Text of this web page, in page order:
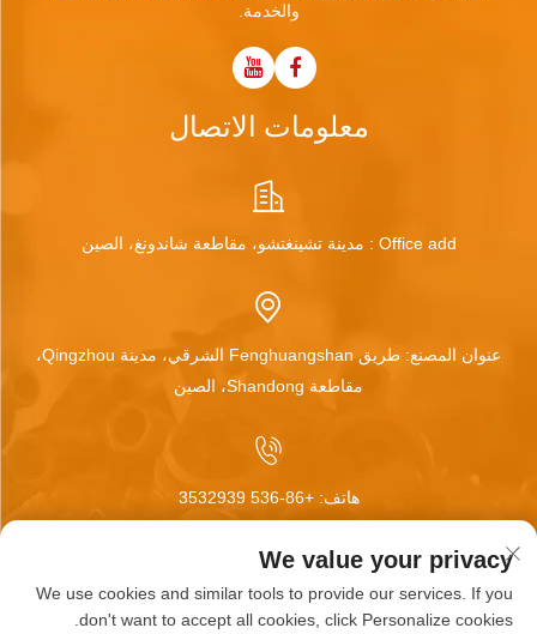
والخدمة.
معلومات الاتصال
Office add : مدينة تشينغتشو، مقاطعة شاندونغ، الصين
عنوان المصنع: طريق Fenghuangshan الشرقي، مدينة Qingzhou،
مقاطعة Shandong، الصين
هاتف: +86-536 3532939
البريد الإلكتروني:
We value your privacy
We use cookies and similar tools to provide our services. If you
don't want to accept all cookies, click Personalize cookies.